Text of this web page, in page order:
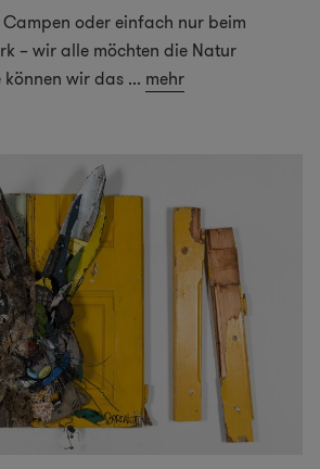
oder einfach nur beim
– wir alle möchten die Natur
können wir das ... mehr